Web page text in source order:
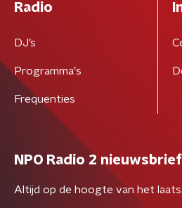
Radio
DJ’s
Programma's
Frequenties
NPO Radio 2 nieuwsbrief
Altijd op de hoogte van het